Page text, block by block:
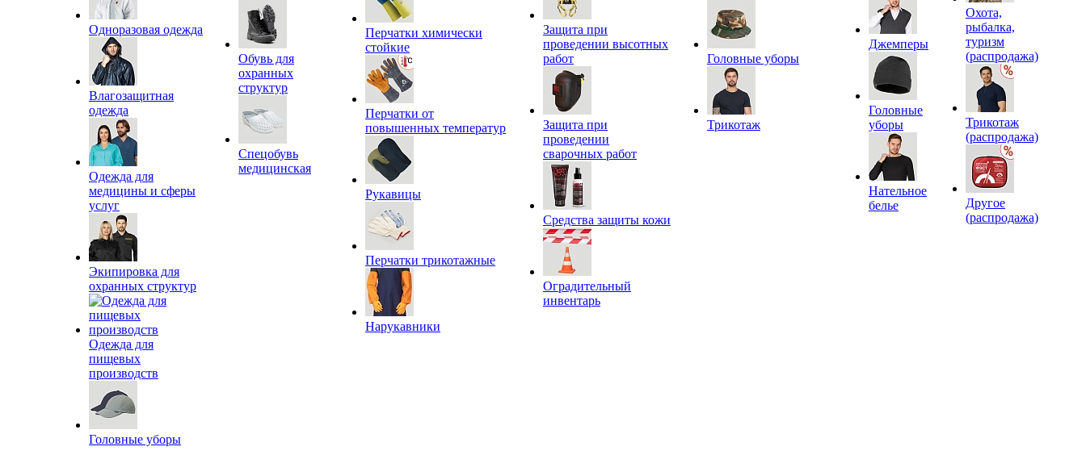
Одноразовая одежда
Влагозащитная
одежда
Одежда для
медицины и сферы
услуг
Экипировка для
охранных структур
Одежда для
пищевых
производств
Головные уборы
Обувь для
охранных
структур
Спецобувь
медицинская
Перчатки химически
стойкие
Перчатки от
повышенных температур
Рукавицы
Перчатки трикотажные
Нарукавники
Защита при
проведении высотных
работ
Защита при
проведении
сварочных работ
Средства защиты кожи
Оградительный
инвентарь
Головные уборы
Трикотаж
Джемперы
Головные
уборы
Нательное
белье
Охота,
рыбалка,
туризм
(распродажа)
Трикотаж
(распродажа)
Другое
(распродажа)